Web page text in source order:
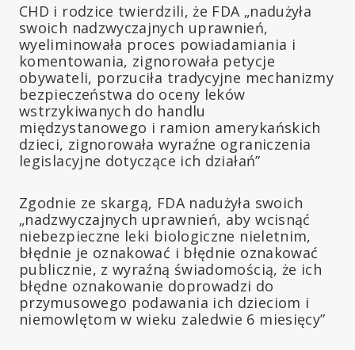
CHD i rodzice twierdzili, że FDA „nadużyła
swoich nadzwyczajnych uprawnień,
wyeliminowała proces powiadamiania i
komentowania, zignorowała petycje
obywateli, porzuciła tradycyjne mechanizmy
bezpieczeństwa do oceny leków
wstrzykiwanych do handlu
międzystanowego i ramion amerykańskich
dzieci, zignorowała wyraźne ograniczenia
legislacyjne dotyczące ich działań”
Zgodnie ze skargą, FDA nadużyła swoich
„nadzwyczajnych uprawnień, aby wcisnąć
niebezpieczne leki biologiczne nieletnim,
błędnie je oznakować i błędnie oznakować
publicznie, z wyraźną świadomością, że ich
błędne oznakowanie doprowadzi do
przymusowego podawania ich dzieciom i
niemowlętom w wieku zaledwie 6 miesięcy”